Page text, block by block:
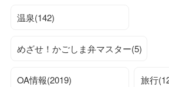
温泉(142)
めざせ！かごしま弁マスター(5)
OA情報(2019) 旅行